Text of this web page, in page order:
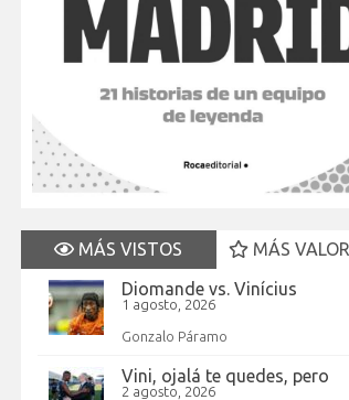
MÁS VISTOS
MÁS
Diomande vs. Vinícius
1 agosto, 2026
Gonzalo Páramo
Vini, ojalá te quedes, pero
2 agosto, 2026